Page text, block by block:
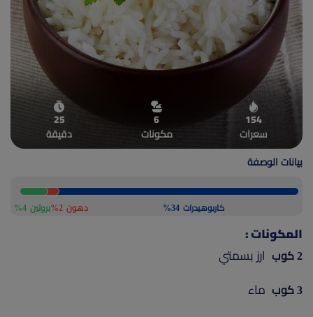
أعلن معنا(current)
154
سعرات
6
مكونات
25
دقيقة
بيانات الوصفة
كاربوهيدرات 34% دهون 2% بروتين 4%
المكونات :
2 كوب ارز بسمتي
3 كوب ماء